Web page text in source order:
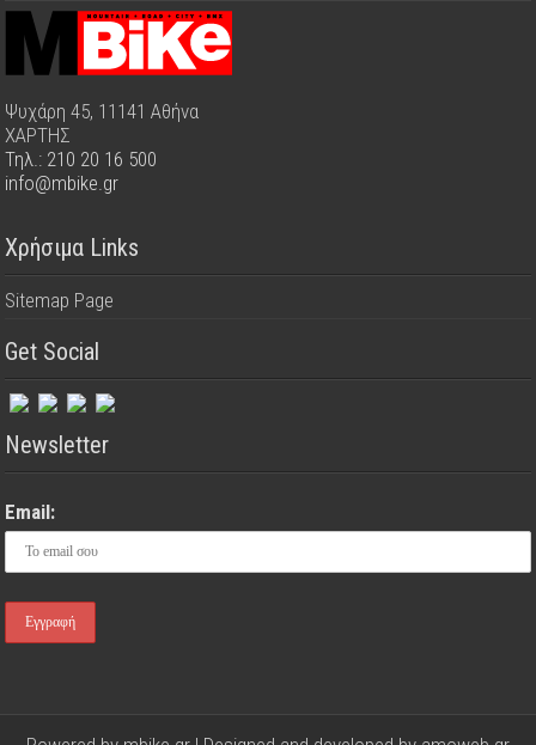
Ψυχάρη 45, 11141 Αθήνα
ΧΑΡΤΗΣ
Τηλ.: 210 20 16 500
info@mbike.gr
Χρήσιμα Links
Sitemap Page
Get Social
Newsletter
Email: